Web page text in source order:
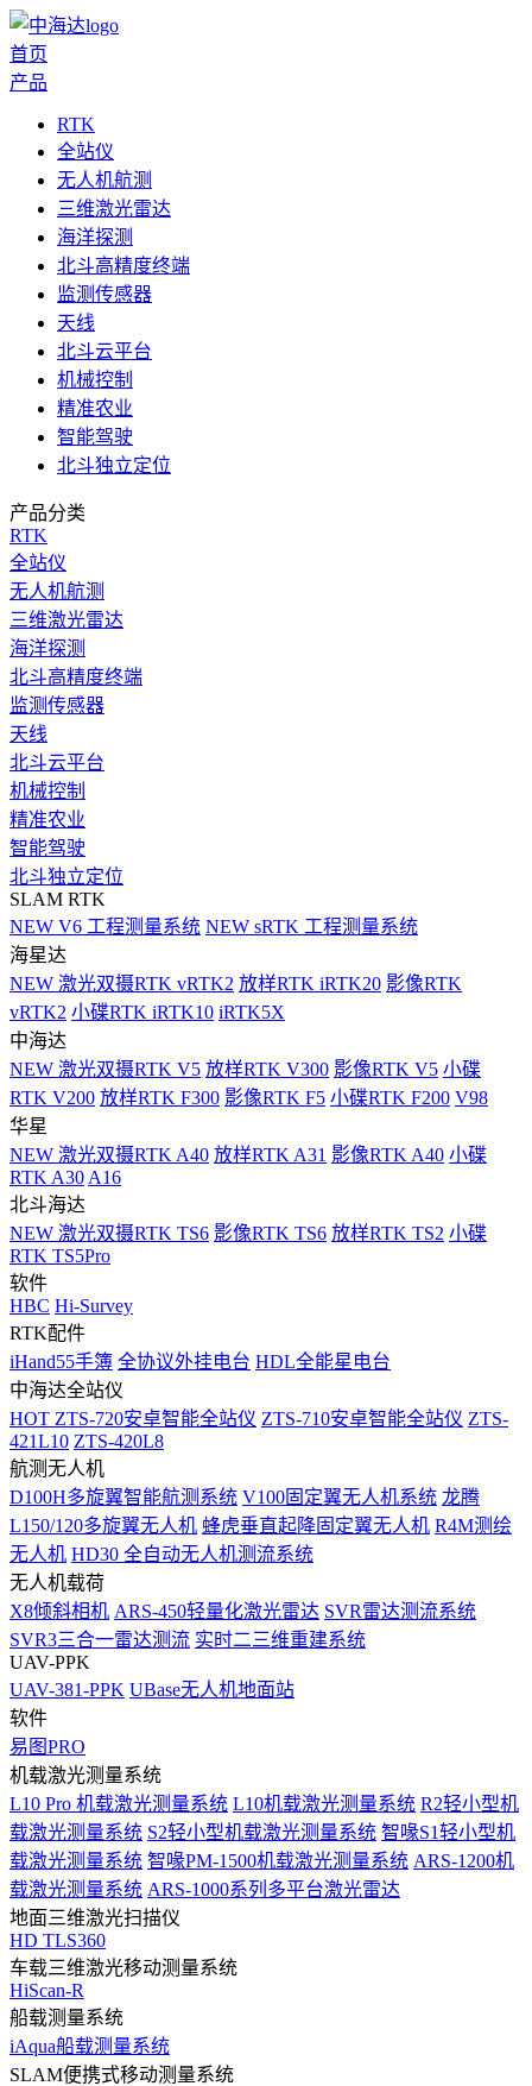
首页
产品
RTK
全站仪
无人机航测
三维激光雷达
海洋探测
北斗高精度终端
监测传感器
天线
北斗云平台
机械控制
精准农业
智能驾驶
北斗独立定位
产品分类
RTK
全站仪
无人机航测
三维激光雷达
海洋探测
北斗高精度终端
监测传感器
天线
北斗云平台
机械控制
精准农业
智能驾驶
北斗独立定位
SLAM RTK
NEW V6 工程测量系统 NEW sRTK 工程测量系统
海星达
NEW 激光双摄RTK vRTK2 放样RTK iRTK20 影像RTK
vRTK2 小碟RTK iRTK10 iRTK5X
中海达
NEW 激光双摄RTK V5 放样RTK V300 影像RTK V5 小碟
RTK V200 放样RTK F300 影像RTK F5 小碟RTK F200 V98
华星
NEW 激光双摄RTK A40 放样RTK A31 影像RTK A40 小碟
RTK A30 A16
北斗海达
NEW 激光双摄RTK TS6 影像RTK TS6 放样RTK TS2 小碟
RTK TS5Pro
软件
HBC Hi-Survey
RTK配件
iHand55手簿 全协议外挂电台 HDL全能星电台
中海达全站仪
HOT ZTS-720安卓智能全站仪 ZTS-710安卓智能全站仪 ZTS-
421L10 ZTS-420L8
航测无人机
D100H多旋翼智能航测系统 V100固定翼无人机系统 龙腾
L150/120多旋翼无人机 蜂虎垂直起降固定翼无人机 R4M测绘
无人机 HD30 全自动无人机测流系统
无人机载荷
X8倾斜相机 ARS-450轻量化激光雷达 SVR雷达测流系统
SVR3三合一雷达测流 实时二三维重建系统
UAV-PPK
UAV-381-PPK UBase无人机地面站
软件
易图PRO
机载激光测量系统
L10 Pro 机载激光测量系统 L10机载激光测量系统 R2轻小型机
载激光测量系统 S2轻小型机载激光测量系统 智喙S1轻小型机
载激光测量系统 智喙PM-1500机载激光测量系统 ARS-1200机
载激光测量系统 ARS-1000系列多平台激光雷达
地面三维激光扫描仪
HD TLS360
车载三维激光移动测量系统
HiScan-R
船载测量系统
iAqua船载测量系统
SLAM便携式移动测量系统